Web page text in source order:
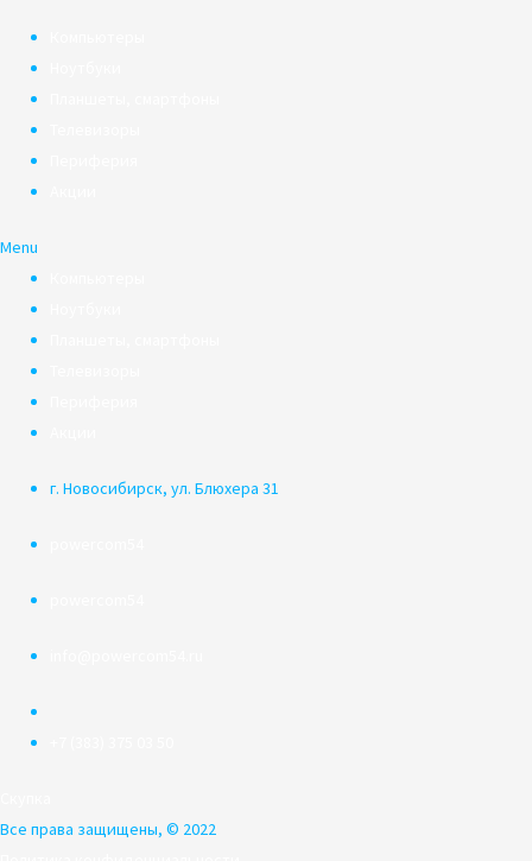
Menu
г. Новосибирск, ул. Блюхера 31
Все права защищены, © 2022